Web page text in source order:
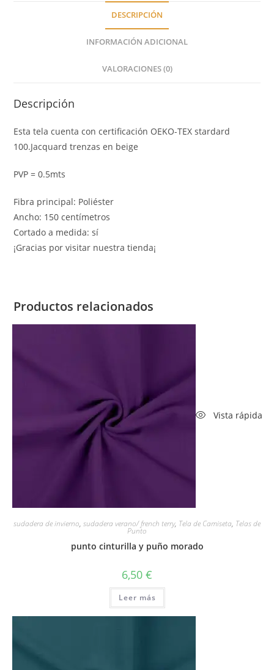
DESCRIPCIÓN
INFORMACIÓN ADICIONAL
VALORACIONES (0)
Descripción
Esta tela cuenta con certificación OEKO-TEX stardard
100.Jacquard trenzas en beige
PVP = 0.5mts
Fibra principal: Poliéster
Ancho: 150 centímetros
Cortado a medida: sí
¡Gracias por visitar nuestra tienda¡
Productos relacionados
Vista rápida
sudadera de invierno, sudadera verano/ french terry, Tela de Camiseta, Telas de
Punto
punto cinturilla y puño morado
6,50 €
Leer más